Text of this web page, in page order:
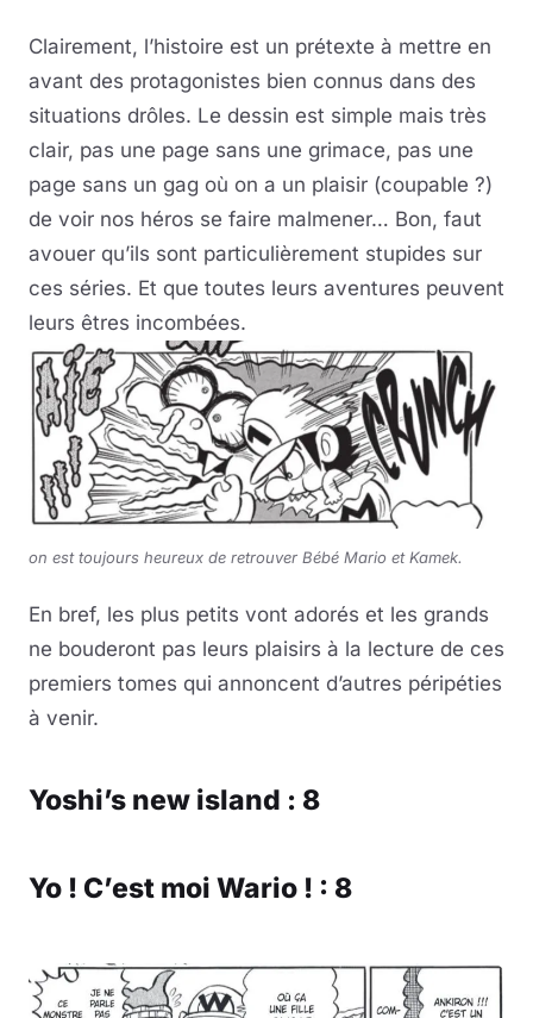
Clairement, l’histoire est un prétexte à mettre en
avant des protagonistes bien connus dans des
situations drôles. Le dessin est simple mais très
clair, pas une page sans une grimace, pas une
page sans un gag où on a un plaisir (coupable ?)
de voir nos héros se faire malmener… Bon, faut
avouer qu’ils sont particulièrement stupides sur
ces séries. Et que toutes leurs aventures peuvent
leurs êtres incombées.
on est toujours heureux de retrouver Bébé Mario et Kamek.
En bref, les plus petits vont adorés et les grands
ne bouderont pas leurs plaisirs à la lecture de ces
premiers tomes qui annoncent d’autres péripéties
à venir.
Yoshi’s new island : 8
Yo ! C’est moi Wario ! : 8